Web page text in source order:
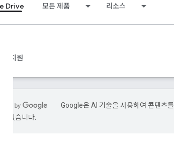
Drive 모든 제품 리소스
지원
Google은 AI 기술을 사용하여 콘텐츠
수 있습니다.